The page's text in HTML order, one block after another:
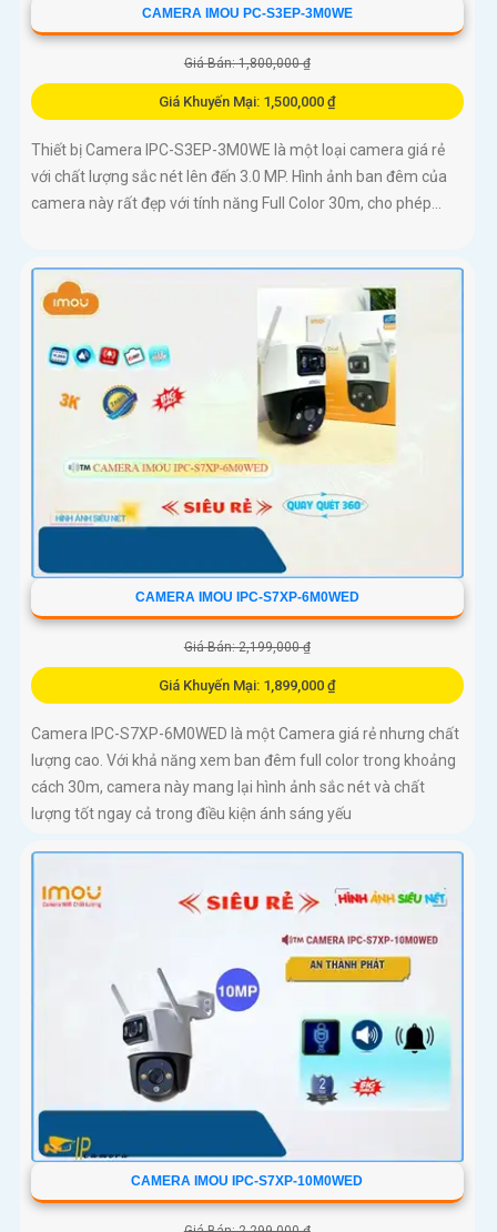
CAMERA IMOU PC-S3EP-3M0WE
Giá Bán: 1,800,000 ₫
Giá Khuyến Mại: 1,500,000 ₫
Thiết bị Camera IPC-S3EP-3M0WE là một loại camera giá rẻ
với chất lượng sắc nét lên đến 3.0 MP. Hình ảnh ban đêm của
camera này rất đẹp với tính năng Full Color 30m, cho phép...
CAMERA IMOU IPC-S7XP-6M0WED
Giá Bán: 2,199,000 ₫
Giá Khuyến Mại: 1,899,000 ₫
Camera IPC-S7XP-6M0WED là một Camera giá rẻ nhưng chất
lượng cao. Với khả năng xem ban đêm full color trong khoảng
cách 30m, camera này mang lại hình ảnh sắc nét và chất
lượng tốt ngay cả trong điều kiện ánh sáng yếu
CAMERA IMOU IPC-S7XP-10M0WED